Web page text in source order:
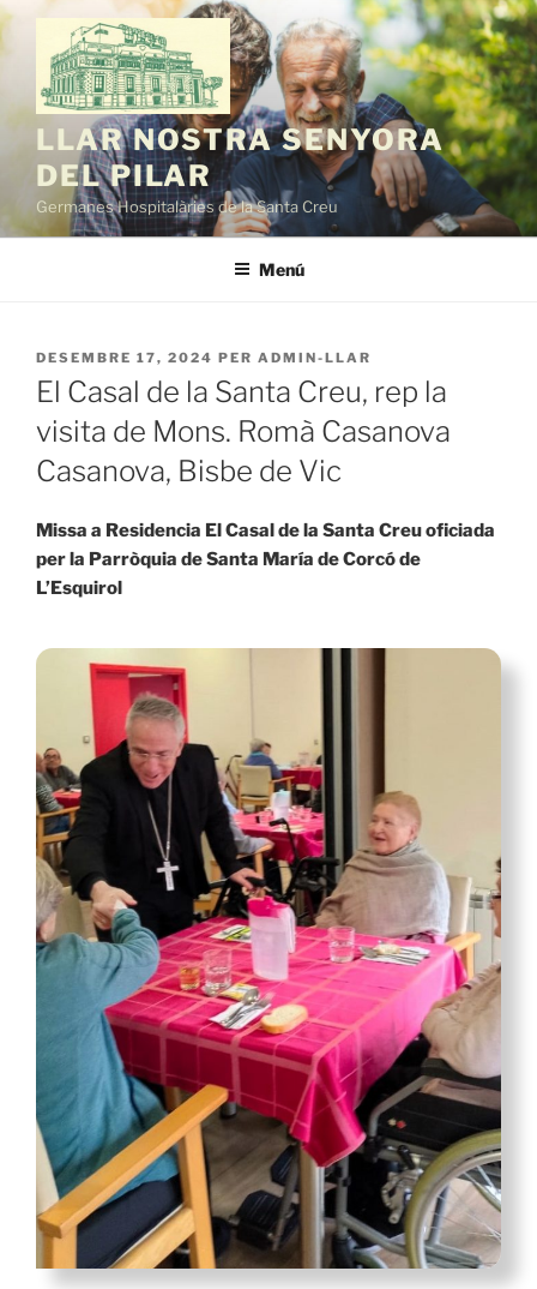
Vés
contingut
LLAR NOSTRA SENYORA
DEL PILAR
Germanes Hospitalàries de la Santa Creu
Menú
PUBLICAT
A
DESEMBRE 17, 2024 PER ADMIN-LLAR
El Casal de la Santa Creu, rep la
visita de Mons. Romà Casanova
Casanova, Bisbe de Vic
Missa a Residencia El Casal de la Santa Creu oficiada
per la Parròquia de Santa María de Corcó de
L’Esquirol